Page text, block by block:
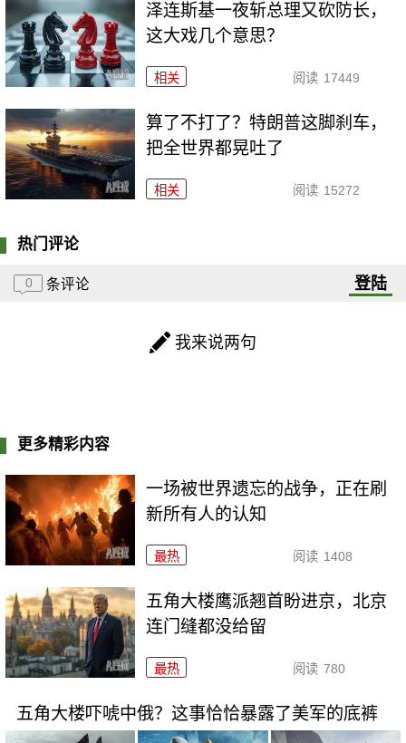
泽连斯基一夜斩总理又砍防长，
这大戏几个意思？
相关 阅读 17449
算了不打了？特朗普这脚刹车，
把全世界都晃吐了
相关 阅读 15272
热门评论
0 条评论 登陆
我来说两句
更多精彩内容
一场被世界遗忘的战争，正在刷
新所有人的认知
最热 阅读 1408
五角大楼鹰派翘首盼进京，北京
连门缝都没给留
最热 阅读 780
五角大楼吓唬中俄？这事恰恰暴露了美军的底裤